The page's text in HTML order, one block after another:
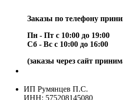
Заказы по телефону
Пн - Пт с 10:00 до 19:00
Сб - Вс с 10:00 до 16:00
(заказы через сайт
ИП Румянцев П.С.
ИНН: 575208145080